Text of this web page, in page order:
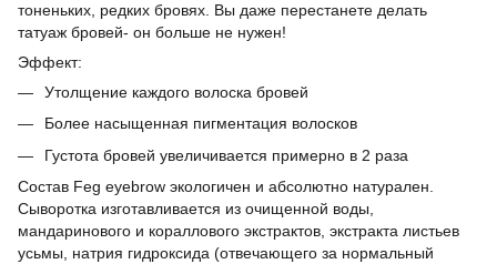
тоненьких, редких бровях. Вы даже перестанете делать
татуаж бровей- он больше не нужен!
Эффект:
Утолщение каждого волоска бровей
Более насыщенная пигментация волосков
Густота бровей увеличивается примерно в 2 раза
Состав Feg eyebrow экологичен и абсолютно натурален.
Сыворотка изготавливается из очищенной воды,
мандаринового и кораллового экстрактов, экстракта листьев
усьмы, натрия гидроксида (отвечающего за нормальный